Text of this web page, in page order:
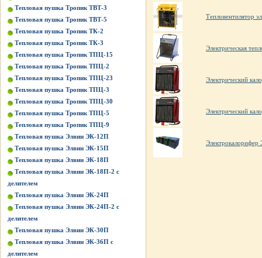
Тепловая пушка Тропик ТВТ-3
Тепловая пушка Тропик ТВТ-5
Тепловая пушка Тропик ТК-2
Тепловая пушка Тропик ТК-3
Тепловая пушка Тропик ТПЦ-15
Тепловая пушка Тропик ТПЦ-2
Тепловая пушка Тропик ТПЦ-23
Тепловая пушка Тропик ТПЦ-3
Тепловая пушка Тропик ТПЦ-30
Тепловая пушка Тропик ТПЦ-5
Тепловая пушка Тропик ТПЦ-9
Тепловая пушка Элвин ЭК-12П
Тепловая пушка Элвин ЭК-15П
Тепловая пушка Элвин ЭК-18П
Тепловая пушка Элвин ЭК-18П-2 с
делителем
Тепловая пушка Элвин ЭК-24П
Тепловая пушка Элвин ЭК-24П-2 с
делителем
Тепловая пушка Элвин ЭК-30П
Тепловая пушка Элвин ЭК-36П с
делителем
Тепловентилятор
Электрическая
Электрический
Электрический